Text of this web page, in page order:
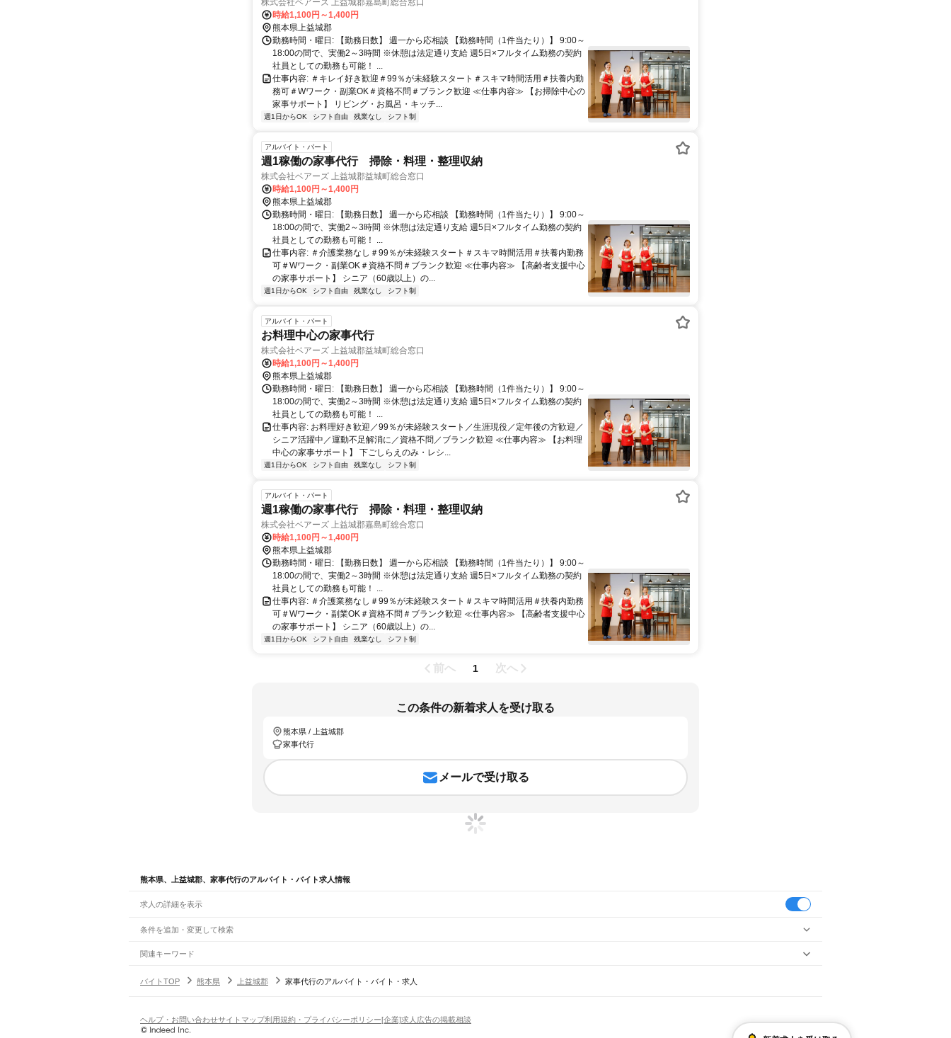
株式会社ベアーズ 上益城郡嘉島町総合窓口
時給1,100円～1,400円
熊本県上益城郡
勤務時間・曜日: 【勤務日数】 週一から応相談 【勤務時間（1件当たり）】 9:00～
18:00の間で、実働2～3時間 ※休憩は法定通り支給 週5日×フルタイム勤務の契約
社員としての勤務も可能！ ...
仕事内容: ＃キレイ好き歓迎＃99％が未経験スタート＃スキマ時間活用＃扶養内勤
務可＃Wワーク・副業OK＃資格不問＃ブランク歓迎 ≪仕事内容≫ 【お掃除中心の
家事サポート】 リビング・お風呂・キッチ...
週1日からOK シフト自由 残業なし シフト制
アルバイト・パート
週1稼働の家事代行 掃除・料理・整理収納
株式会社ベアーズ 上益城郡益城町総合窓口
時給1,100円～1,400円
熊本県上益城郡
勤務時間・曜日: 【勤務日数】 週一から応相談 【勤務時間（1件当たり）】 9:00～
18:00の間で、実働2～3時間 ※休憩は法定通り支給 週5日×フルタイム勤務の契約
社員としての勤務も可能！ ...
仕事内容: ＃介護業務なし＃99％が未経験スタート＃スキマ時間活用＃扶養内勤務
可＃Wワーク・副業OK＃資格不問＃ブランク歓迎 ≪仕事内容≫ 【高齢者支援中心
の家事サポート】 シニア（60歳以上）の...
週1日からOK シフト自由 残業なし シフト制
アルバイト・パート
お料理中心の家事代行
株式会社ベアーズ 上益城郡益城町総合窓口
時給1,100円～1,400円
熊本県上益城郡
勤務時間・曜日: 【勤務日数】 週一から応相談 【勤務時間（1件当たり）】 9:00～
18:00の間で、実働2～3時間 ※休憩は法定通り支給 週5日×フルタイム勤務の契約
社員としての勤務も可能！ ...
仕事内容: お料理好き歓迎／99％が未経験スタート／生涯現役／定年後の方歓迎／
シニア活躍中／運動不足解消に／資格不問／ブランク歓迎 ≪仕事内容≫ 【お料理
中心の家事サポート】 下ごしらえのみ・レシ...
週1日からOK シフト自由 残業なし シフト制
アルバイト・パート
週1稼働の家事代行 掃除・料理・整理収納
株式会社ベアーズ 上益城郡嘉島町総合窓口
時給1,100円～1,400円
熊本県上益城郡
勤務時間・曜日: 【勤務日数】 週一から応相談 【勤務時間（1件当たり）】 9:00～
18:00の間で、実働2～3時間 ※休憩は法定通り支給 週5日×フルタイム勤務の契約
社員としての勤務も可能！ ...
仕事内容: ＃介護業務なし＃99％が未経験スタート＃スキマ時間活用＃扶養内勤務
可＃Wワーク・副業OK＃資格不問＃ブランク歓迎 ≪仕事内容≫ 【高齢者支援中心
の家事サポート】 シニア（60歳以上）の...
週1日からOK シフト自由 残業なし シフト制
前へ 1 次へ
この条件の新着求人を受け取る
熊本県 / 上益城郡
家事代行
メールで受け取る
熊本県、上益城郡、家事代行のアルバイト・バイト求人情報
求人の詳細を表示
条件を追加・変更して検索
市区町村を追加・変更
熊本県すべて
八代市人吉市荒尾市水俣市玉名市山鹿市菊池市宇土市上天草市宇城市阿蘇市天草市合志市
駅を追加・変更
荒尾駅 南荒尾駅 長洲駅 大野下駅 玉名駅肥後伊倉駅 木葉駅 田原坂駅 植木駅西里駅崇城大学前駅
阿蘇高原線
飲食・フードサービス
飲食・フードサービス
特徴を追加・変更
関連キーワード
バイトTOP
熊本県 上益城郡 家事代行のアルバイト・バイト・求人
ヘルプ・お問い合わせサイトマップ利用規約・プライバシーポリシー[企業]求人広告の掲載相談